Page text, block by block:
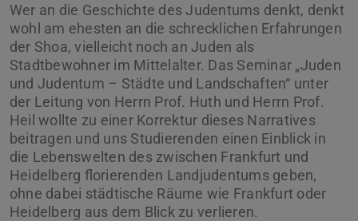
Wer an die Geschichte des Judentums denkt, denkt
wohl am ehesten an die schrecklichen Erfahrungen
der Shoa, vielleicht noch an Juden als
Stadtbewohner im Mittelalter. Das Seminar „Juden
und Judentum – Städte und Landschaften“ unter
der Leitung von Herrn Prof. Huth und Herrn Prof.
Heil wollte zu einer Korrektur dieses Narratives
beitragen und uns Studierenden einen Einblick in
die Lebenswelten des zwischen Frankfurt und
Heidelberg florierenden Landjudentums geben,
ohne dabei städtische Räume wie Frankfurt oder
Heidelberg aus dem Blick zu verlieren.